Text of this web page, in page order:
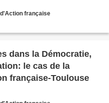
française
dans la Démocratie,
le cas de la
française-Toulouse